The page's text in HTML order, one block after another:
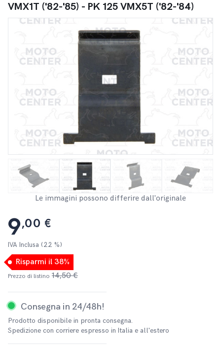
VMX1T ('82-'85) - PK 125 VMX5T ('82-'84)
Le immagini possono differire dall'originale
9,00 €
IVA Inclusa (22 %)
Risparmi il 38%
Prezzo di listino 14,50 €
Consegna in 24/48h!
Prodotto disponibile in pronta consegna.
Spedizione con corriere espresso in Italia e all'estero